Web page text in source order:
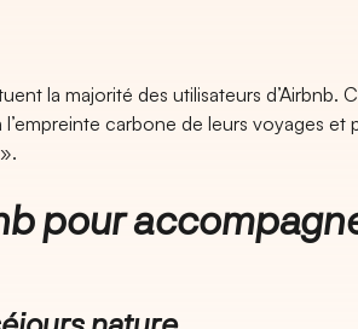
la majorité des utilisateurs d’Airbnb.
carbone de leurs voyages et
pour